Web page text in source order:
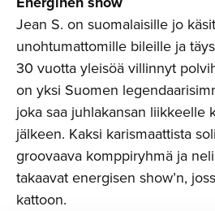
Jean S. on suomalaisille jo
unohtumattomille bileille ja
30 vuotta yleisöä villinnyt
on yksi Suomen
joka saa juhlakansan liikkeelle
jälkeen. Kaksi karismaattista
groovaava komppiryhmä ja
takaavat energisen show’n,
kattoon.